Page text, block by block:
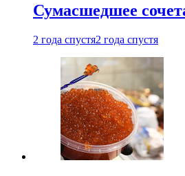
Сумасшедшее
2 года спустя2 года спустя